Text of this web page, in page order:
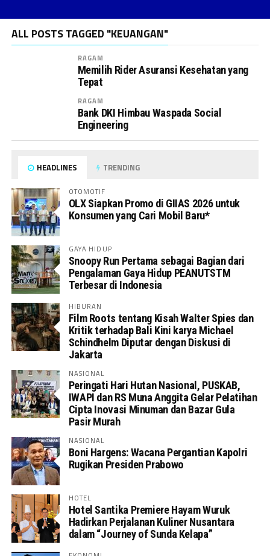
ALL POSTS TAGGED "KEUANGAN"
RAGAM
Memilih Rider Asuransi Kesehatan yang
Tepat
RAGAM
Bank DKI Himbau Waspada Social
Engineering
HEADLINES TRENDING
OTOMOTIF
OLX Siapkan Promo di GIIAS 2026 untuk
Konsumen yang Cari Mobil Baru*
GAYA HIDUP
Snoopy Run Pertama sebagai Bagian dari
Pengalaman Gaya Hidup PEANUTSTM
Terbesar di Indonesia
HIBURAN
Film Roots tentang Kisah Walter Spies dan
Kritik terhadap Bali Kini karya Michael
Schindhelm Diputar dengan Diskusi di
Jakarta
NASIONAL
Peringati Hari Hutan Nasional, PUSKAB,
IWAPI dan RS Muna Anggita Gelar Pelatihan
Cipta Inovasi Minuman dan Bazar Gula
Pasir Murah
NASIONAL
Boni Hargens: Wacana Pergantian Kapolri
Rugikan Presiden Prabowo
HOTEL
Hotel Santika Premiere Hayam Wuruk
Hadirkan Perjalanan Kuliner Nusantara
dalam “Journey of Sunda Kelapa”